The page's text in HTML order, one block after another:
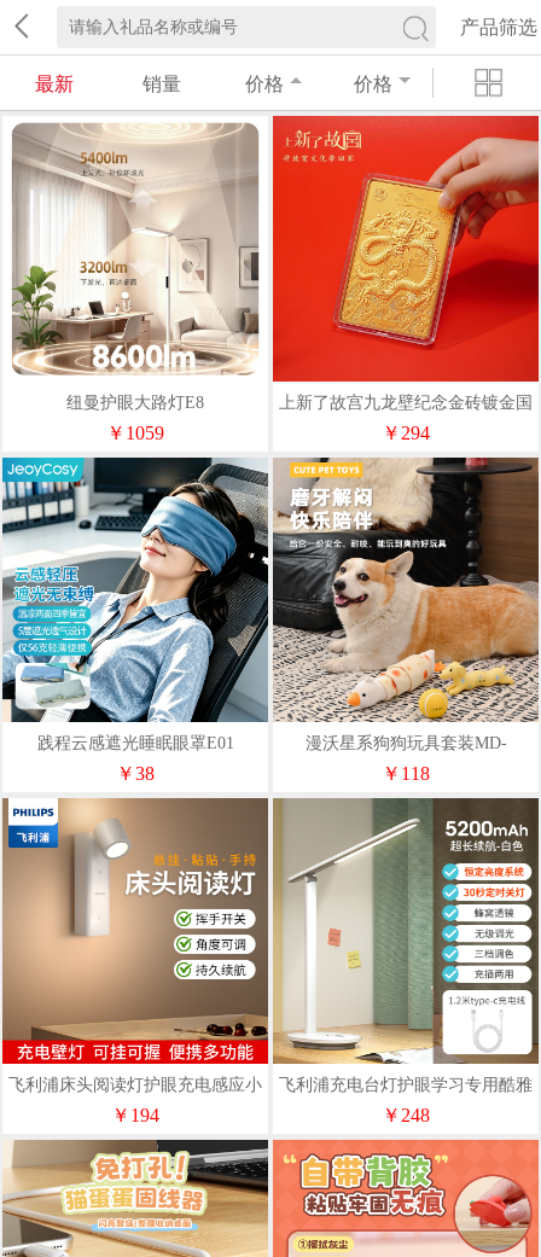
产品筛选
最新 销量 价格 价格
纽曼护眼大路灯E8
￥1059
上新了故宫九龙壁纪念金砖镀金国
风经典收藏中秋伴手礼生日礼物
￥294
践程云感遮光睡眠眼罩E01
￥38
漫沃星系狗狗玩具套装MD-
WX705
￥118
飞利浦床头阅读灯护眼充电感应小
夜灯酷璇2600毫安
￥194
飞利浦充电台灯护眼学习专用酷雅
（小雅）长续航
￥248